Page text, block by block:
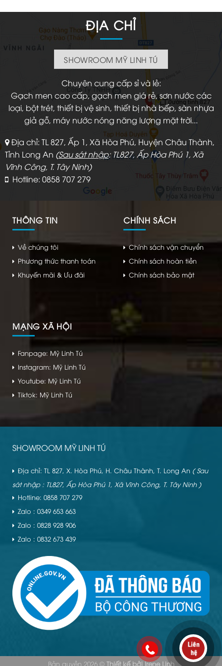
420.000 ₫.
ĐỊA CHỈ
SHOWROOM MỸ LINH TÚ
Chuyên cung cấp sỉ và lẻ:
Gạch men cao cấp, gạch men giá rẻ, sơn nước các
loại, bột trét, thiết bị vệ sinh, thiết bị nhà bếp, sàn nhựa
giả gỗ, máy nước nóng năng lượng mặt trời...
Địa chỉ: TL 827, Ấp 1, Xã Hòa Phú, Huyện Châu Thành,
Tỉnh Long An (Sau sát nhập: TL827, Ấp Hòa Phú 1, Xã
Vĩnh Công, T. Tây Ninh)
Hotline: 0858 707 279
THÔNG TIN
Về chúng tôi
Phương thức thanh toán
Khuyến mãi & Ưu đãi
CHÍNH SÁCH
Chính sách vận chuyển
Chính sách hoàn tiền
Chính sách bảo mật
MẠNG XÃ HỘI
Fanpage: Mỹ Linh Tú
Instagram: Mỹ Linh Tú
Youtube: Mỹ Linh Tú
Tiktok: Mỹ Linh Tú
SHOWROOM MỸ LINH TÚ
Địa chỉ: TL 827, X. Hòa Phú, H. Châu Thành, T. Long An ( Sau
sát nhập : TL827, Ấp Hòa Phú 1, Xã Vĩnh Công, T. Tây Ninh )
Hotline: 0858 707 279
Zalo : 0349 653 663
Zalo : 0828 928 906
Zalo : 0832 673 439
Bản quyền 2026 © Thiết kế bởiIrene Linh